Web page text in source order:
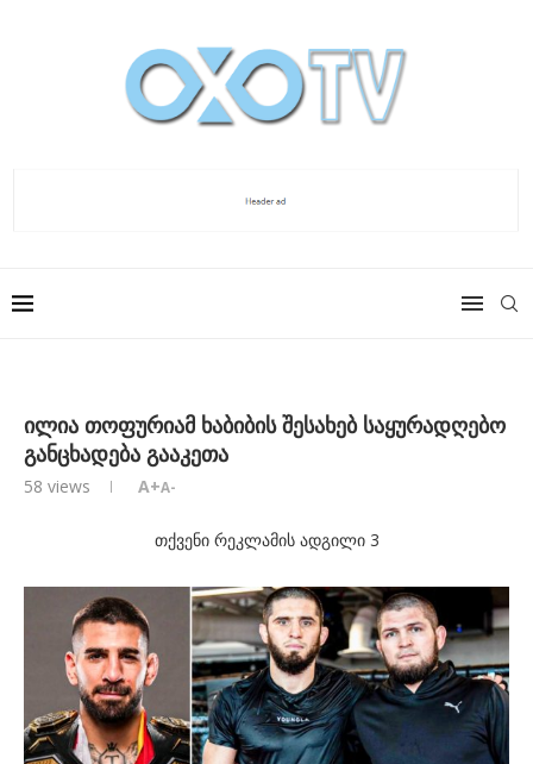
ილია თოფურიამ ხაბიბის შესახებ საყურადღებო
განცხადება გააკეთა
58 views A+A-
თქვენი რეკლამის ადგილი 3